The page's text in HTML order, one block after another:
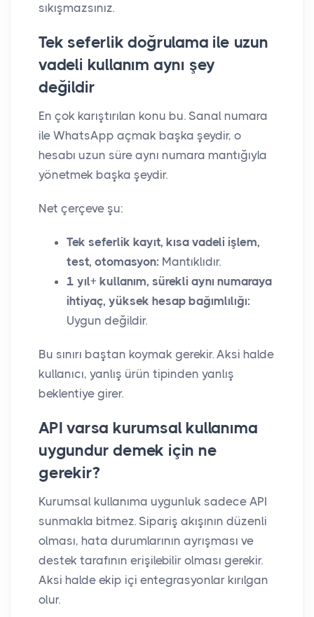
sıkışmazsınız.
Tek seferlik doğrulama ile uzun
vadeli kullanım aynı şey
değildir
En çok karıştırılan konu bu. Sanal numara
ile WhatsApp açmak başka şeydir, o
hesabı uzun süre aynı numara mantığıyla
yönetmek başka şeydir.
Net çerçeve şu:
Tek seferlik kayıt, kısa vadeli işlem,
test, otomasyon: Mantıklıdır.
1 yıl+ kullanım, sürekli aynı numaraya
ihtiyaç, yüksek hesap bağımlılığı:
Uygun değildir.
Bu sınırı baştan koymak gerekir. Aksi halde
kullanıcı, yanlış ürün tipinden yanlış
beklentiye girer.
API varsa kurumsal kullanıma
uygundur demek için ne
gerekir?
Kurumsal kullanıma uygunluk sadece API
sunmakla bitmez. Sipariş akışının düzenli
olması, hata durumlarının ayrışması ve
destek tarafının erişilebilir olması gerekir.
Aksi halde ekip içi entegrasyonlar kırılgan
olur.